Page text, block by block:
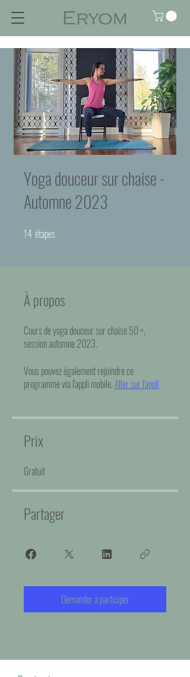
Yoga douceur sur chaise -
Automne 2023
14 étapes
À propos
Cours de yoga douceur sur chaise 50 +,
session automne 2023.
Vous pouvez également rejoindre ce
programme via l'appli mobile.Aller sur l'appli
Prix
Gratuit
Partager
Demander à participer